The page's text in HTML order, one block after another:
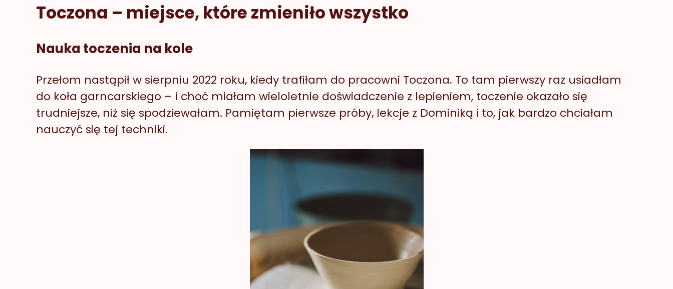
Toczona – miejsce, które zmieniło wszystko
Nauka toczenia na kole
Przełom nastąpił w sierpniu 2022 roku, kiedy trafiłam do pracowni Toczona. To tam pierwszy raz usiadłam
do koła garncarskiego – i choć miałam wieloletnie doświadczenie z lepieniem, toczenie okazało się
trudniejsze, niż się spodziewałam. Pamiętam pierwsze próby, lekcje z Dominiką i to, jak bardzo chciałam
nauczyć się tej techniki.